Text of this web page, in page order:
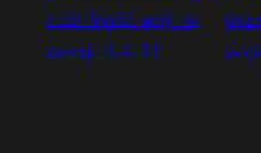
stabilność sesji w
wersji 1.4.11